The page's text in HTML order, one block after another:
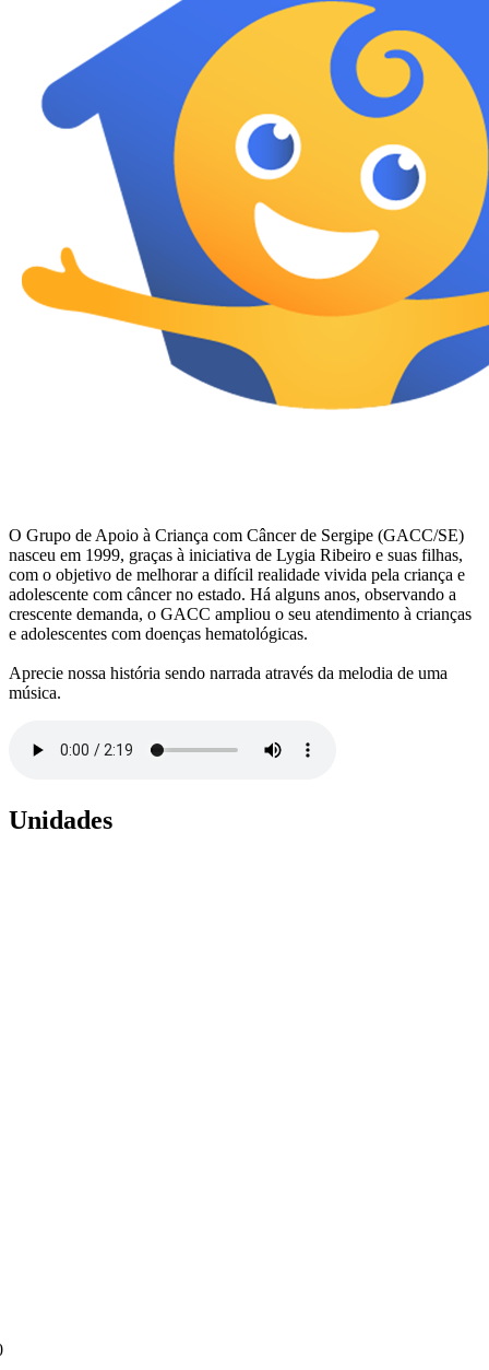
O Grupo de Apoio à Criança com Câncer de Sergipe (GACC/SE)
nasceu em 1999, graças à iniciativa de Lygia Ribeiro e suas filhas,
com o objetivo de melhorar a difícil realidade vivida pela criança e
adolescente com câncer no estado. Há alguns anos, observando a
crescente demanda, o GACC ampliou o seu atendimento à crianças
e adolescentes com doenças hematológicas.
Aprecie nossa história sendo narrada através da melodia de uma
música.
Unidades